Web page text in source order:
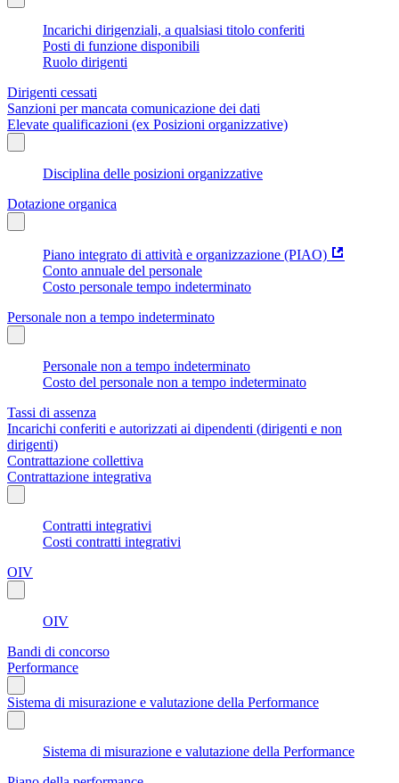
Incarichi dirigenziali, a qualsiasi titolo conferiti
Posti di funzione disponibili
Ruolo dirigenti
Dirigenti cessati
Sanzioni per mancata comunicazione dei dati
Elevate qualificazioni (ex Posizioni organizzative)
Disciplina delle posizioni organizzative
Dotazione organica
Piano integrato di attività e organizzazione (PIAO)
Conto annuale del personale
Costo personale tempo indeterminato
Personale non a tempo indeterminato
Personale non a tempo indeterminato
Costo del personale non a tempo indeterminato
Tassi di assenza
Incarichi conferiti e autorizzati ai dipendenti (dirigenti e non
dirigenti)
Contrattazione collettiva
Contrattazione integrativa
Contratti integrativi
Costi contratti integrativi
OIV
OIV
Bandi di concorso
Performance
Sistema di misurazione e valutazione della Performance
Sistema di misurazione e valutazione della Performance